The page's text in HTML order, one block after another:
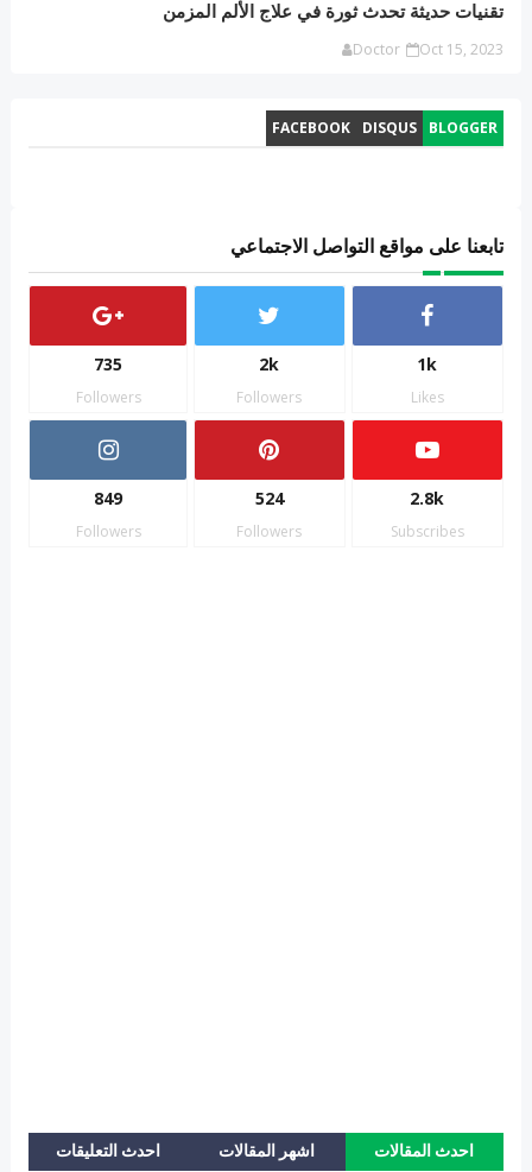
تقنيات حديثة تحدث ثورة في علاج الألم المزمن
Doctor Oct 15, 2023
BLOGGER
DISQUS
FACEBOOK
تابعنا على مواقع التواصل الاجتماعي
1k
Likes
2k
Followers
735
Followers
2.8k
Subscribes
524
Followers
849
Followers
احدث المقالات اشهر المقالات احدث التعليقات